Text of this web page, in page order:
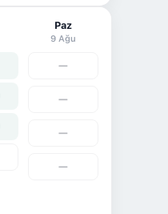
Paz
9 Ağu
—
—
—
—